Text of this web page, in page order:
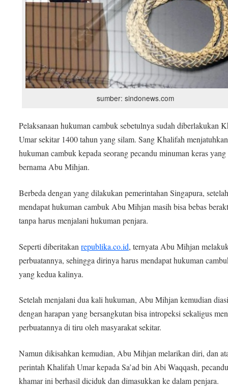
sumber: sindonews.com
Pelaksanaan hukuman cambuk sebetulnya sudah diberlakukan
Umar sekitar 1400 tahun yang silam. Sang Khalifah menjatuhkan
hukuman cambuk kepada seorang pecandu minuman keras yang
bernama Abu Mihjan.
Berbeda dengan yang dilakukan pemerintahan Singapura,
mendapat hukuman cambuk Abu Mihjan masih bisa bebas
tanpa harus menjalani hukuman penjara.
Seperti diberitakanrepublika.co.id, ternyata Abu Mihjan
perbuatannya, sehingga dirinya harus mendapat hukuman
yang kedua kalinya.
Setelah menjalani dua kali hukuman, Abu Mihjan kemudian
dengan harapan yang bersangkutan bisa intropeksi sekaligus
perbuatannya di tiru oleh masyarakat sekitar.
Namun dikisahkan kemudian, Abu Mihjan melarikan diri, dan
perintah Khalifah Umar kepada Sa’ad bin Abi Waqqash,
khamar ini berhasil diciduk dan dimasukkan ke dalam penjara.